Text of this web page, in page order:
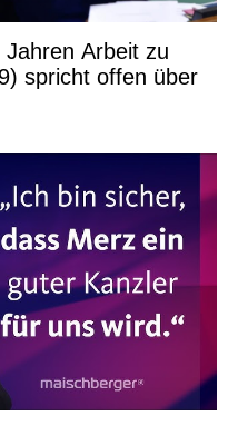
Arbeit zu
spricht offen über